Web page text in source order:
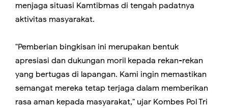
menjaga situasi Kamtibmas di tengah padatnya
aktivitas masyarakat.
"Pemberian bingkisan ini merupakan bentuk
apresiasi dan dukungan moril kepada rekan-rekan
yang bertugas di lapangan. Kami ingin memastikan
semangat mereka tetap terjaga dalam memberikan
rasa aman kepada masyarakat," ujar Kombes Pol Tri